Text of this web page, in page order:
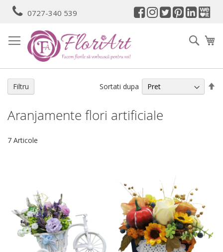
Mergeti
0727-340 539
Aranjamente flori artificiale
7 Articole
Sortati dupa
Filtru